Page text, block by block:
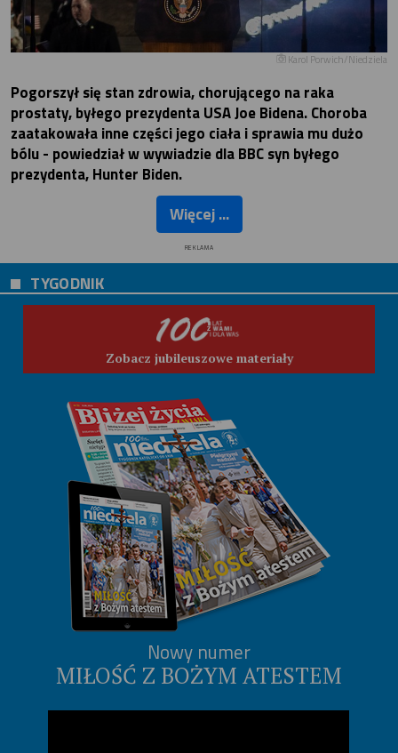
Karol Porwich/Niedziela
Pogorszył się stan zdrowia, chorującego na raka
prostaty, byłego prezydenta USA Joe Bidena. Choroba
zaatakowała inne części jego ciała i sprawia mu dużo
bólu - powiedział w wywiadzie dla BBC syn byłego
prezydenta, Hunter Biden.
Więcej ...
REKLAMA
TYGODNIK
Zobacz jubileuszowe materiały
Nowy numer
MIŁOŚĆ Z BOŻYM ATESTEM